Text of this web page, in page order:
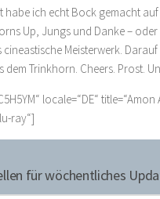
habe ich echt Bock gemacht
Up, Jungs und Danke – oder
Meisterwerk. Darauf
Trinkhorn. Cheers. Prost.
locale=“DE“ title=“Amon
ray“]
für wöchentliches